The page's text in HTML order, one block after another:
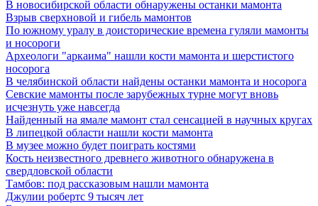
В новосибирской области обнаружены останки мамонта
Взрыв сверхновой и гибель мамонтов
По южному уралу в доисторические времена гуляли мамонты
и носороги
Археологи "аркаима" нашли кости мамонта и шерстистого
носорога
В челябинской области найдены останки мамонта и носорога
Севские мамонты после зарубежных турне могут вновь
исчезнуть уже навсегда
Найденный на ямале мамонт стал сенсацией в научных кругах
В липецкой области нашли кости мамонта
В музее можно будет поиграть костями
Кость неизвестного древнего животного обнаружена в
свердловской области
Тамбов: под рассказовым нашли мамонта
Джулии робертс 9 тысяч лет